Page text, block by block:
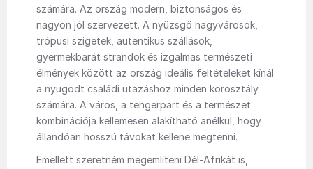
számára. Az ország modern, biztonságos és
nagyon jól szervezett. A nyüzsgő nagyvárosok,
trópusi szigetek, autentikus szállások,
gyermekbarát strandok és izgalmas természeti
élmények között az ország ideális feltételeket kínál
a nyugodt családi utazáshoz minden korosztály
számára. A város, a tengerpart és a természet
kombinációja kellemesen alakítható anélkül, hogy
állandóan hosszú távokat kellene megtenni.
Emellett szeretném megemlíteni Dél-Afrikát is,